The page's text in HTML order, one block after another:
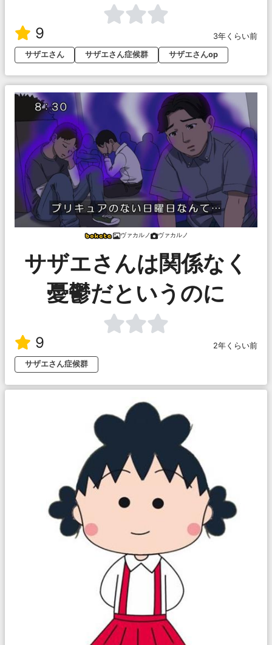
9
3年くらい前
サザエさん
サザエさん症候群 サザエさんop
ヴァカルノ ヴァカルノ
サザエさんは関係なく
憂鬱だというのに
9
2年くらい前
サザエさん症候群